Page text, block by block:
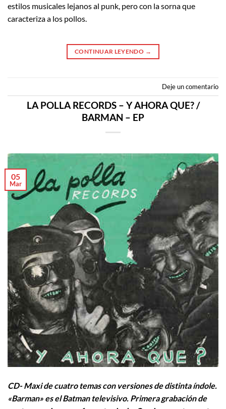
estilos musicales lejanos al punk, pero con la sorna que
caracteriza a los pollos.
CONTINUAR LEYENDO →
Deje un comentario
LA POLLA RECORDS – Y AHORA QUE? /
BARMAN – EP
05
Mar
CD- Maxi de cuatro temas con versiones de distinta índole.
«Barman» es el Batman televisivo. Primera grabación de